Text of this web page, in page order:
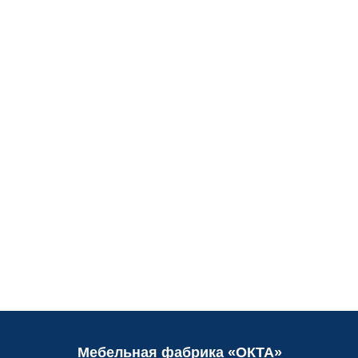
Мебельная фабрика «ОКТА»